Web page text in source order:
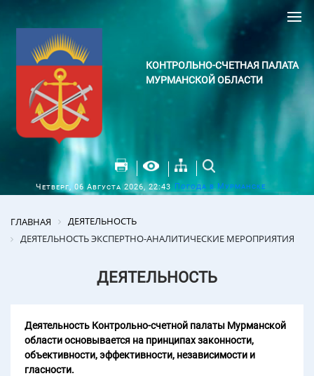
КОНТРОЛЬНО-СЧЕТНАЯ ПАЛАТА
МУРМАНСКОЙ ОБЛАСТИ
Четверг, 06 Августа 2026, 22:43 Погода в Мурманске
ГЛАВНАЯ
ДЕЯТЕЛЬНОСТЬ
ДЕЯТЕЛЬНОСТЬ ЭКСПЕРТНО-АНАЛИТИЧЕСКИЕ МЕРОПРИЯТИЯ
ДЕЯТЕЛЬНОСТЬ
Деятельность Контрольно-счетной палаты Мурманской
области основывается на принципах законности,
объективности, эффективности, независимости и
гласности.